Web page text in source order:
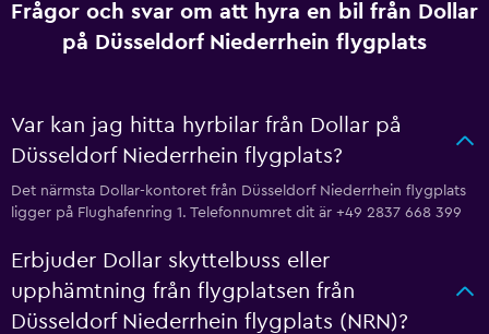
Frågor och svar om att hyra en bil från Dollar
på Düsseldorf Niederrhein flygplats
Var kan jag hitta hyrbilar från Dollar på
Düsseldorf Niederrhein flygplats?
Det närmsta Dollar-kontoret från Düsseldorf Niederrhein flygplats
ligger på Flughafenring 1. Telefonnumret dit är +49 2837 668 399
Erbjuder Dollar skyttelbuss eller
upphämtning från flygplatsen från
Düsseldorf Niederrhein flygplats (NRN)?